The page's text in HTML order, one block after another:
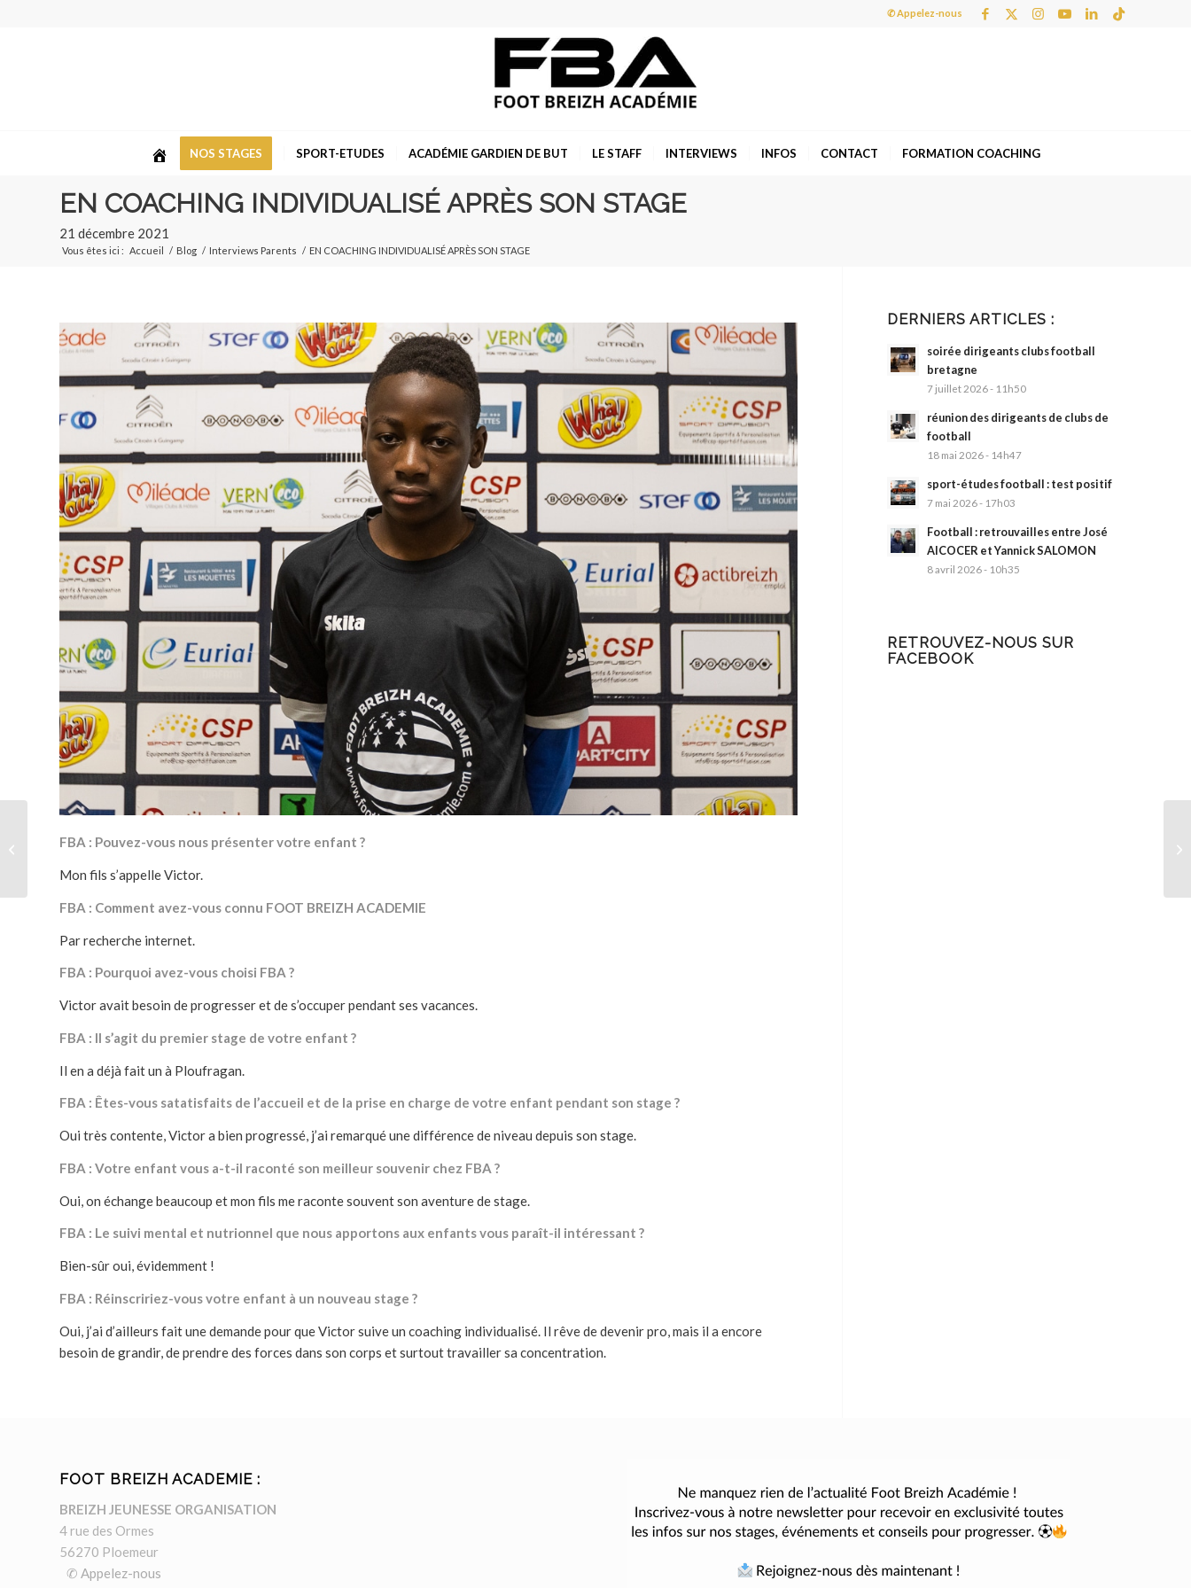
✆ Appelez-nous
NOS STAGES SPORT-ETUDES ACADÉMIE GARDIEN DE BUT LE STAFF INTERVIEWS INFOS CONTACT FORMATION COACHING
EN COACHING INDIVIDUALISÉ APRÈS SON STAGE
21 décembre 2021
Vous êtes ici : Accueil / Blog / Interviews Parents / EN COACHING INDIVIDUALISÉ APRÈS SON STAGE
FBA : Pouvez-vous nous présenter votre enfant ?
Mon fils s’appelle Victor.
FBA : Comment avez-vous connu FOOT BREIZH ACADEMIE
Par recherche internet.
FBA : Pourquoi avez-vous choisi FBA ?
Victor avait besoin de progresser et de s’occuper pendant ses vacances.
FBA : Il s’agit du premier stage de votre enfant ?
Il en a déjà fait un à Ploufragan.
FBA : Êtes-vous satatisfaits de l’accueil et de la prise en charge de votre enfant pendant son stage ?
Oui très contente, Victor a bien progressé, j’ai remarqué une différence de niveau depuis son stage.
FBA : Votre enfant vous a-t-il raconté son meilleur souvenir chez FBA ?
Oui, on échange beaucoup et mon fils me raconte souvent son aventure de stage.
FBA : Le suivi mental et nutrionnel que nous apportons aux enfants vous paraît-il intéressant ?
Bien-sûr oui, évidemment !
FBA : Réinscririez-vous votre enfant à un nouveau stage ?
Oui, j’ai d’ailleurs fait une demande pour que Victor suive un coaching individualisé. Il rêve de devenir pro, mais il a encore
besoin de grandir, de prendre des forces dans son corps et surtout travailler sa concentration.
DERNIERS ARTICLES :
soirée dirigeants clubs football
bretagne
7 juillet 2026 - 11h50
réunion des dirigeants de clubs de
football
18 mai 2026 - 14h47
sport-études football : test positif
7 mai 2026 - 17h03
Football : retrouvailles entre José
AlCOCER et Yannick SALOMON
8 avril 2026 - 10h35
RETROUVEZ-NOUS SUR
FACEBOOK
FOOT BREIZH ACADEMIE :
BREIZH JEUNESSE ORGANISATION
4 rue des Ormes
56270 Ploemeur
✆ Appelez-nous
FOOT BREIZH